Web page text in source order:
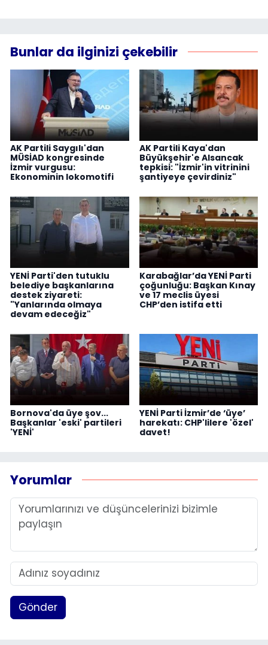
Bunlar da ilginizi çekebilir
AK Partili Saygılı'dan
MÜSİAD kongresinde
İzmir vurgusu:
Ekonominin lokomotifi
AK Partili Kaya'dan
Büyükşehir'e Alsancak
tepkisi: "İzmir'in vitrinini
şantiyeye çevirdiniz"
YENİ Parti'den tutuklu
belediye başkanlarına
destek ziyareti:
"Yanlarında olmaya
devam edeceğiz"
Karabağlar’da YENİ Parti
çoğunluğu: Başkan Kınay
ve 17 meclis üyesi
CHP’den istifa etti
Bornova'da üye şov...
Başkanlar 'eski' partileri
'YENİ'
YENİ Parti İzmir’de ‘üye’
harekatı: CHP'lilere 'özel'
davet!
Yorumlar
Gönder